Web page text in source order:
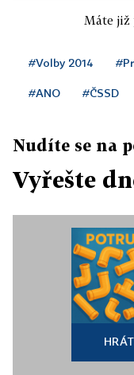
Máte již
#Volby 2014
#ANO #ČSSD
Nudíte se na
Vyřešte
HRÁT